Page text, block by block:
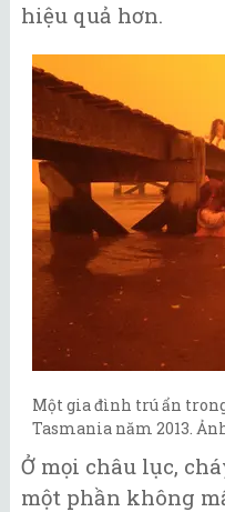
hiệu quả hơn.
Một gia đình trú ẩn
Tasmania năm 2013.
Ở mọi châu lục,
một phần không